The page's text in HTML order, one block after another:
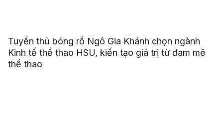
Tuyển thủ bóng rổ Ngô Gia Khánh chọn ngành
Kinh tế thể thao HSU, kiến tạo giá trị từ đam mê
thể thao